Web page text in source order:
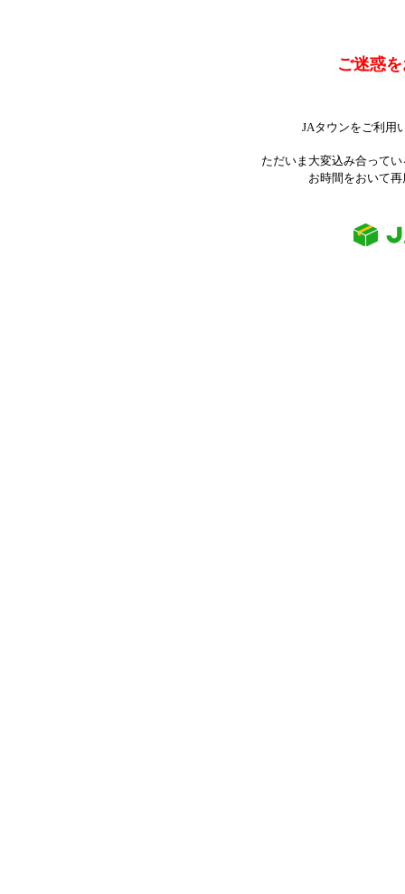
ご迷惑
JAタウンをご利用
ただいま大変込み合って
お時間をおいて